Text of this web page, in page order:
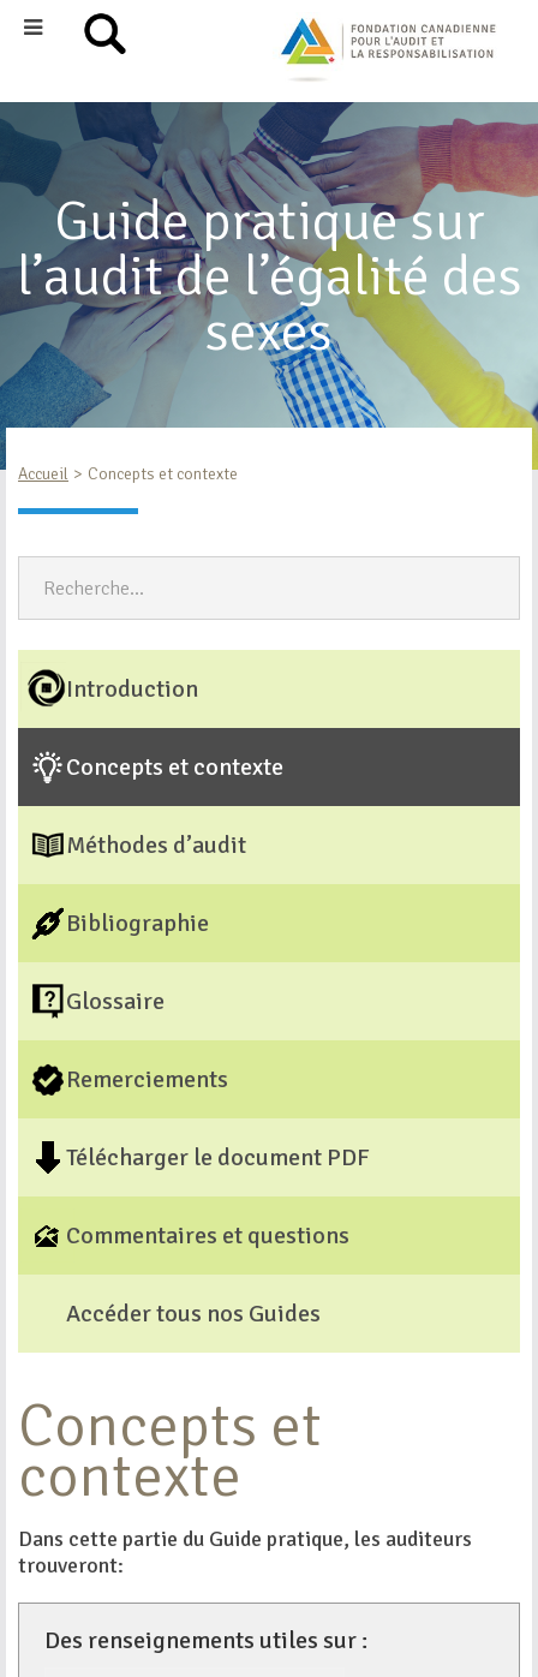
Guide pratique sur
l’audit de l’égalité des
sexes
Accueil Concepts et contexte
Introduction
Concepts et contexte
Méthodes d’audit
Bibliographie
Glossaire
Remerciements
Télécharger le document PDF
Commentaires et questions
Accéder tous nos Guides
Concepts et
contexte
Dans cette partie du Guide pratique, les auditeurs
trouveront:
Des renseignements utiles sur :